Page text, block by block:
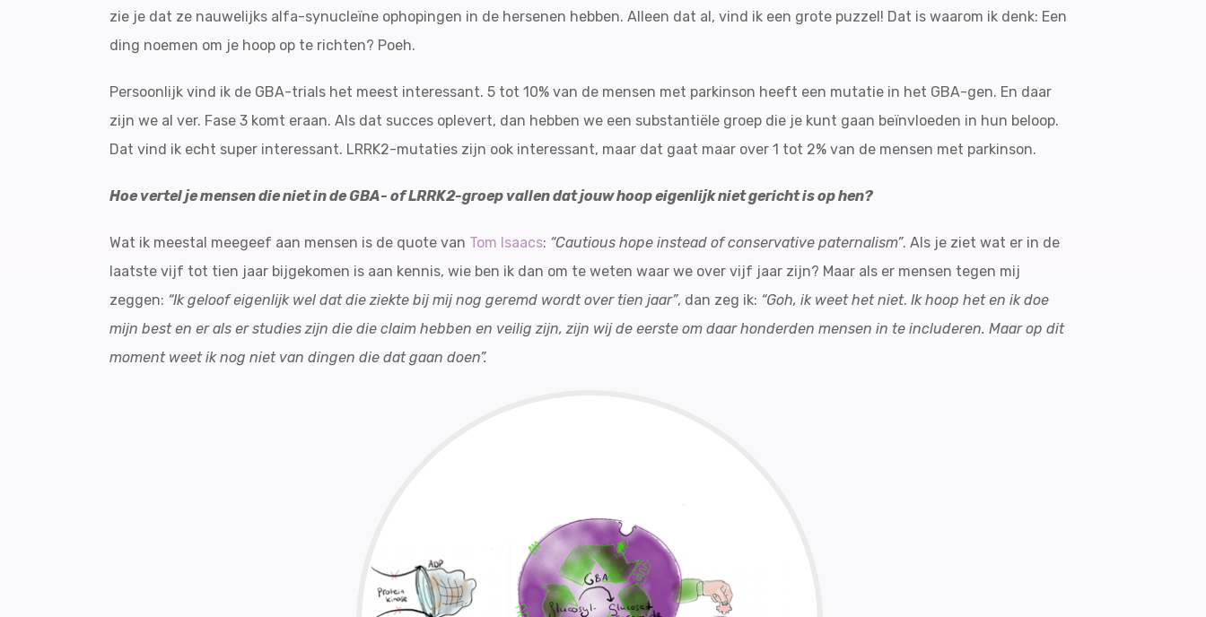
zie je dat ze nauwelijks alfa-synucleïne ophopingen in de hersenen hebben. Alleen dat al, vind ik een grote puzzel! Dat is waarom ik denk: Een
ding noemen om je hoop op te richten? Poeh.
Persoonlijk vind ik de GBA-trials het meest interessant. 5 tot 10% van de mensen met parkinson heeft een mutatie in het GBA-gen. En daar
zijn we al ver. Fase 3 komt eraan. Als dat succes oplevert, dan hebben we een substantiële groep die je kunt gaan beïnvloeden in hun beloop.
Dat vind ik echt super interessant. LRRK2-mutaties zijn ook interessant, maar dat gaat maar over 1 tot 2% van de mensen met parkinson.
Hoe vertel je mensen die niet in de GBA- of LRRK2-groep vallen dat jouw hoop eigenlijk niet gericht is op hen?
Wat ik meestal meegeef aan mensen is de quote van Tom Isaacs: “Cautious hope instead of conservative paternalism”. Als je ziet wat er in de
laatste vijf tot tien jaar bijgekomen is aan kennis, wie ben ik dan om te weten waar we over vijf jaar zijn? Maar als er mensen tegen mij
zeggen: “Ik geloof eigenlijk wel dat die ziekte bij mij nog geremd wordt over tien jaar”, dan zeg ik: “Goh, ik weet het niet. Ik hoop het en ik doe
mijn best en er als er studies zijn die die claim hebben en veilig zijn, zijn wij de eerste om daar honderden mensen in te includeren. Maar op dit
moment weet ik nog niet van dingen die dat gaan doen”.